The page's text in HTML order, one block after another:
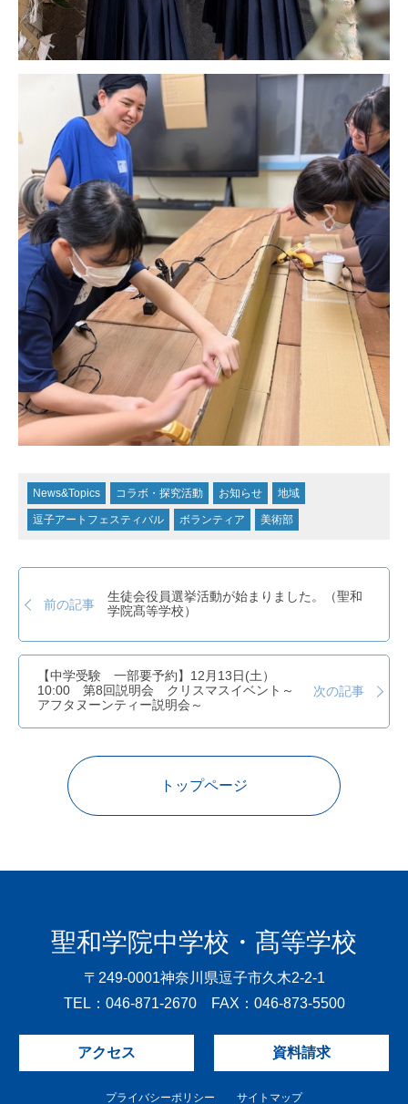
News&Topics コラボ・探究活動 お知らせ 地域
逗子アートフェスティバル ボランティア 美術部
前の記事
生徒会役員選挙活動が始まりました。（聖和
学院髙等学校）
【中学受験 一部要予約】12月13日(土）
10:00 第8回説明会 クリスマスイベント～
アフタヌーンティー説明会～
次の記事
トップページ
聖和学院中学校・髙等学校
〒249-0001神奈川県逗子市久木2-2-1
TEL：046-871-2670 FAX：046-873-5500
アクセス 資料請求
プライバシーポリシー サイトマップ